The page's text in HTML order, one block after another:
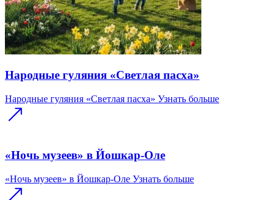
Народные гуляния «Светлая пасха»
Народные гуляния «Светлая пасха» Узнать больше
«Ночь музеев» в Йошкар-Оле
«Ночь музеев» в Йошкар-Оле Узнать больше